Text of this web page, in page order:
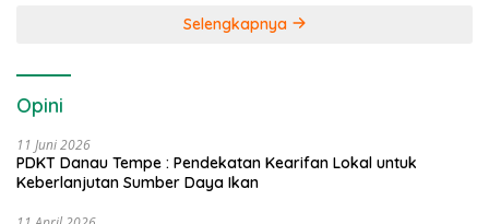
Selengkapnya
Opini
11 Juni 2026
PDKT Danau Tempe : Pendekatan Kearifan Lokal untuk
Keberlanjutan Sumber Daya Ikan